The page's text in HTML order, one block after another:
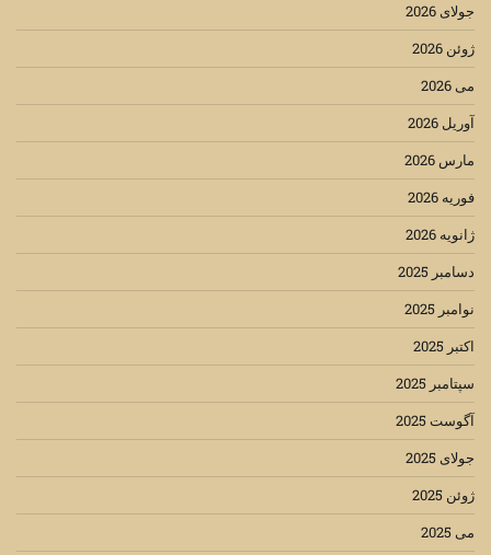
جولای 2026
ژوئن 2026
می 2026
آوریل 2026
مارس 2026
فوریه 2026
ژانویه 2026
دسامبر 2025
نوامبر 2025
اکتبر 2025
سپتامبر 2025
آگوست 2025
جولای 2025
ژوئن 2025
می 2025